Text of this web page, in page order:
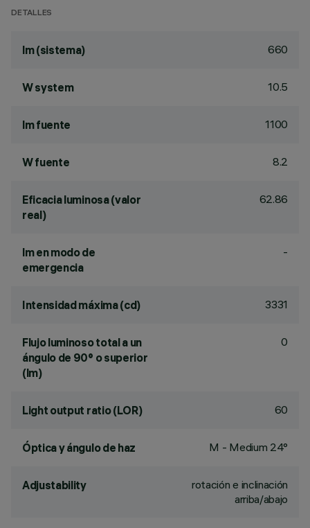
DETALLES
lm (sistema) 660
W system 10.5
lm fuente 1100
W fuente 8.2
Eficacia luminosa (valor
real)
62.86
lm en modo de
emergencia
-
Intensidad máxima (cd) 3331
Flujo luminoso total a un
ángulo de 90° o superior
(lm)
0
Light output ratio (LOR) 60
Óptica y ángulo de haz M - Medium 24°
Adjustability
rotación e inclinación
arriba/abajo